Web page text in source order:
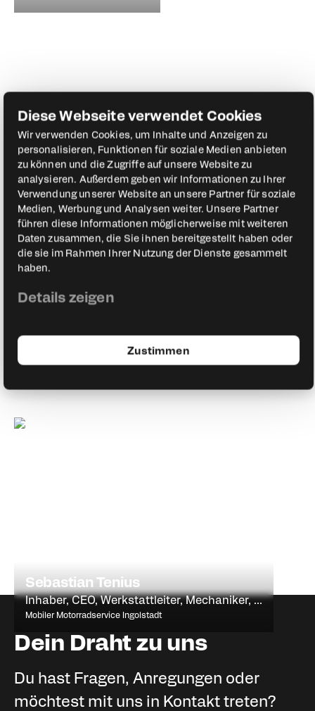
Diese Webseite verwendet Cookies
Wir verwenden Cookies, um Inhalte und Anzeigen zu
personalisieren, Funktionen für soziale Medien anbieten
zu können und die Zugriffe auf unsere Website zu
analysieren. Außerdem geben wir Informationen zu Ihrer
Verwendung unserer Website an unsere Partner für soziale
Medien, Werbung und Analysen weiter. Unsere Partner
führen diese Informationen möglicherweise mit weiteren
Daten zusammen, die Sie ihnen bereitgestellt haben oder
die sie im Rahmen Ihrer Nutzung der Dienste gesammelt
haben.
Details zeigen
Zustimmen
Markus Mertens
Polizeihauptkommissar
Polizei NRW
Sebastian Tenius
Inhaber, CEO, Werkstattleiter, Mechaniker, ...
Mobiler Motorradservice Ingolstadt
Dein Draht zu uns
Du hast Fragen, Anregungen oder
möchtest mit uns in Kontakt treten?